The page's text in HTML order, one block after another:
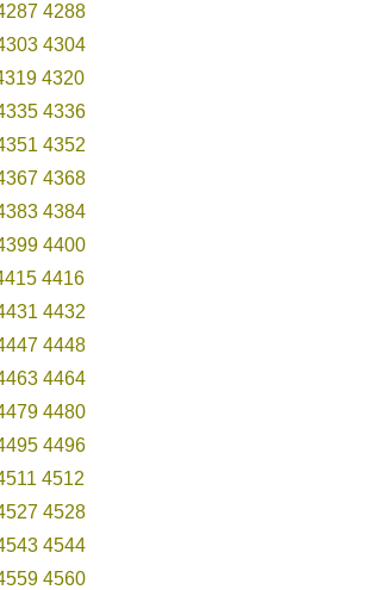
4288
4304
4320
4336
4352
4368
4384
4400
4416
4432
4448
4464
4480
4496
4512
4528
4544
4560